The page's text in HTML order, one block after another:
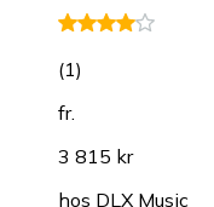
(1)
fr.
3 815 kr
hos DLX Music